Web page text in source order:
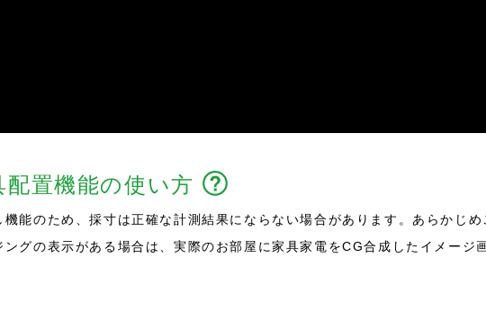
配置機能の使い方
能のため、採寸は正確な計測結果にならない場合があります。あらかじめ
グの表示がある場合は、実際のお部屋に家具家電をCG合成したイメージ